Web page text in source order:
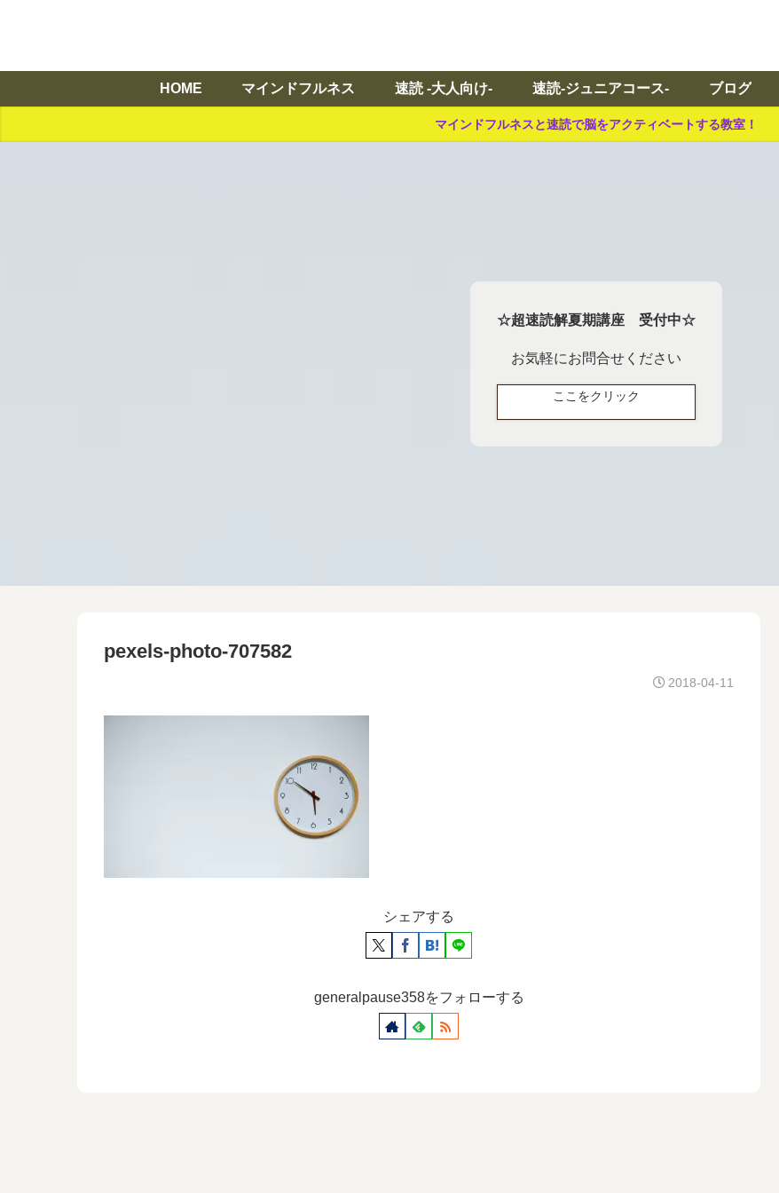
HOME マインドフルネス 速読 -大人向け- 速読-ジュニアコース- ブログ
マインドフルネスと速読で脳をアクティベートする教室！
☆超速読解夏期講座 受付中☆
お気軽にお問合せください
ここをクリック
pexels-photo-707582
2018-04-11
シェアする
generalpause358をフォローする